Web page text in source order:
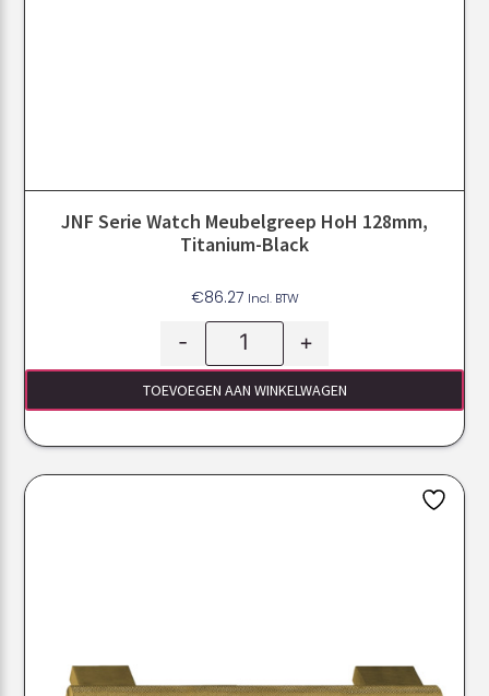
JNF Serie Watch Meubelgreep HoH 128mm,
Titanium-Black
€86.27 Incl. BTW
- +
TOEVOEGEN AAN WINKELWAGEN